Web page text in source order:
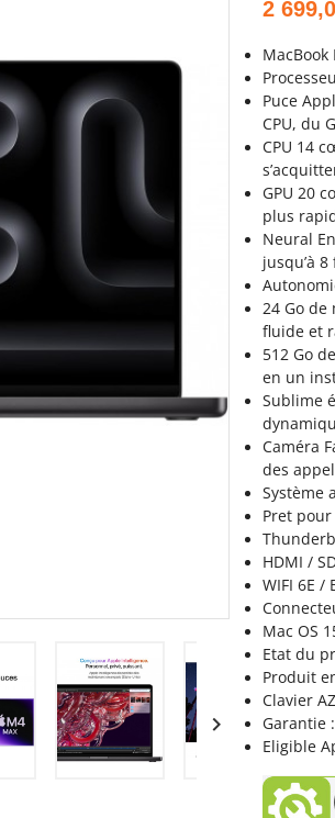

2
MacBook
Puce
CPU, du
CPU 14
GPU 20
plus
Neural
jusqu’à
24 Go
fluide et
512 Go
en un
Sublime
Caméra
des
Système
Pret
HDMI /
WIFI 6E /
Mac OS
Etat du
Produit
Clavier
Garantie
Eligible